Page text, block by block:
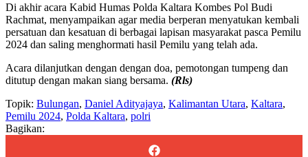
Di akhir acara Kabid Humas Polda Kaltara Kombes Pol Budi
Rachmat, menyampaikan agar media berperan menyatukan kembali
persatuan dan kesatuan di berbagai lapisan masyarakat pasca Pemilu
2024 dan saling menghormati hasil Pemilu yang telah ada.
Acara dilanjutkan dengan dengan doa, pemotongan tumpeng dan
ditutup dengan makan siang bersama. (Rls)
Topik: Bulungan, Daniel Adityajaya, Kalimantan Utara, Kaltara,
Pemilu 2024, Polda Kaltara, polri
Bagikan: